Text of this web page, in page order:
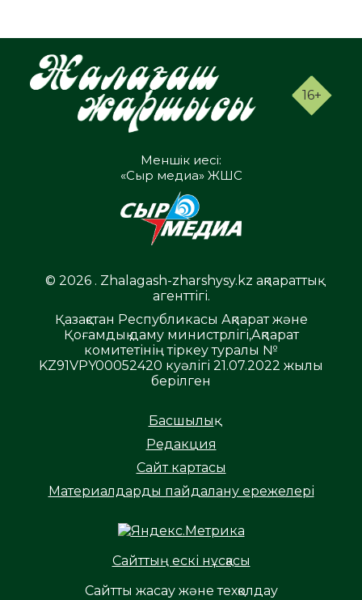
16+
Меншік иесі:
«Сыр медиа» ЖШС
© 2026 . Zhalagash-zharshysy.kz ақпараттық
агенттігі.
Қазақстан Республикасы Ақпарат және
Қоғамдық даму министрлігі,Ақпарат
комитетінің тіркеу туралы №
KZ91VPY00052420 куәлігі 21.07.2022 жылы
берілген
Басшылық
Редакция
Сайт картасы
Материалдарды пайдалану ережелері
Сайттың ескі нұсқасы
Сайтты жасау және техқолдау